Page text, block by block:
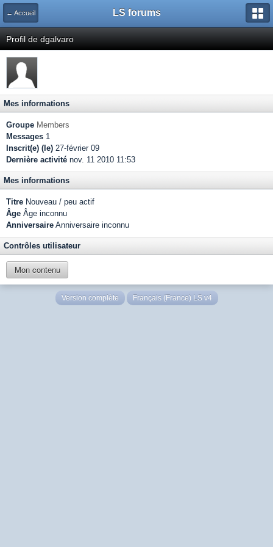
← Accueil LS forums
Profil de dgalvaro
Mes informations
Groupe Members
Messages 1
Inscrit(e) (le) 27-février 09
Dernière activité nov. 11 2010 11:53
Mes informations
Titre Nouveau / peu actif
Âge Âge inconnu
Anniversaire Anniversaire inconnu
Contrôles utilisateur
Mon contenu
Version complète Français (France) LS v4